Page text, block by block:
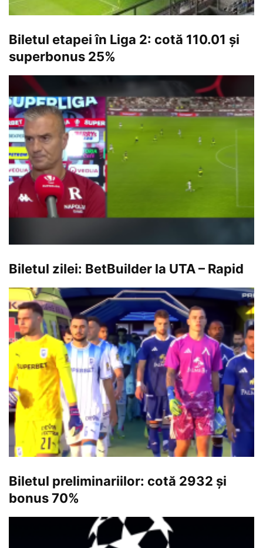
Biletul etapei în Liga 2: cotă 110.01 și
superbonus 25%
Biletul zilei: BetBuilder la UTA – Rapid
Biletul preliminariilor: cotă 2932 și
bonus 70%